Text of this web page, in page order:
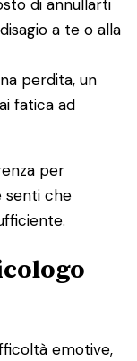
di annullarti
a te o alla
perdita, un
fatica ad
per
senti che
emotive,